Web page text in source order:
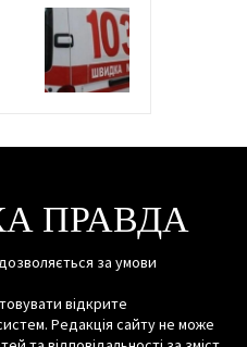
ПРАВДА
за умови
відкрите
Редакція сайту не може